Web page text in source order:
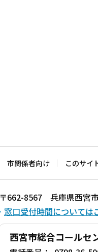
市関係者向け このサイ
〒662-8567 兵庫県西宮
窓口受付時間については
西宮市総合コールセ